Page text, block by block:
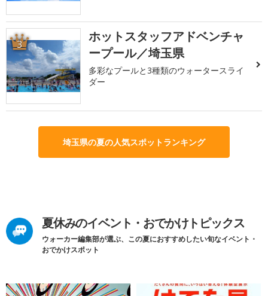
3
ホットスタッフアドベンチャ
ープール／埼玉県
多彩なプールと3種類のウォータースライ
ダー
埼玉県の夏の人気スポットランキング
夏休みのイベント・おでかけトピックス
ウォーカー編集部が選ぶ、この夏におすすめしたい旬なイベント・
おでかけスポット